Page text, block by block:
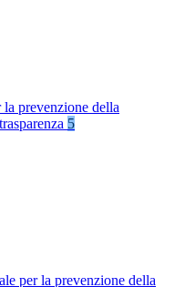
prevenzione della
5
per la prevenzione della